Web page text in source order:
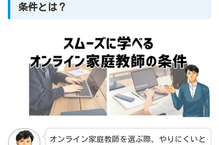
条件とは？
オンライン家庭教師を選ぶ際、やりにくいと